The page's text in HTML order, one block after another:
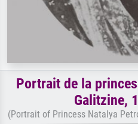
Portrait de la
Galitzine,
(Portrait of Princess Natalya